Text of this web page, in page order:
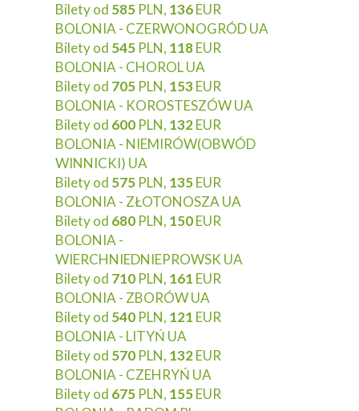
Bilety od 585 PLN, 136EUR
BOLONIA - CZERWONOGRÓD UA
Bilety od 545 PLN, 118EUR
BOLONIA - CHOROL UA
Bilety od 705 PLN, 153EUR
BOLONIA - KOROSTESZÓW UA
Bilety od 600 PLN, 132EUR
BOLONIA - NIEMIRÓW(OBWÓD
WINNICKI) UA
Bilety od 575 PLN, 135EUR
BOLONIA - ZŁOTONOSZA UA
Bilety od 680 PLN, 150EUR
BOLONIA -
WIERCHNIEDNIEPROWSK UA
Bilety od 710 PLN, 161 EUR
BOLONIA - ZBORÓW UA
Bilety od 540 PLN, 121 EUR
BOLONIA - LITYŃ UA
Bilety od 570 PLN, 132EUR
BOLONIA - CZEHRYŃ UA
Bilety od 675 PLN, 155EUR